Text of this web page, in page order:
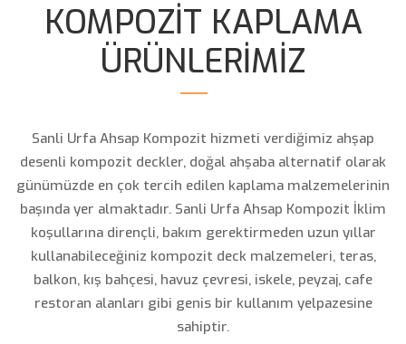
KOMPOZİT KAPLAMA
ÜRÜNLERİMİZ
Sanli Urfa Ahsap Kompozit hizmeti verdiğimiz ahşap
desenli kompozit deckler, doğal ahşaba alternatif olarak
günümüzde en çok tercih edilen kaplama malzemelerinin
başında yer almaktadır. Sanli Urfa Ahsap Kompozit İklim
koşullarına dirençli, bakım gerektirmeden uzun yıllar
kullanabileceğiniz kompozit deck malzemeleri, teras,
balkon, kış bahçesi, havuz çevresi, iskele, peyzaj, cafe
restoran alanları gibi genis bir kullanım yelpazesine
sahiptir.
DETAYLAR DETAYLAR